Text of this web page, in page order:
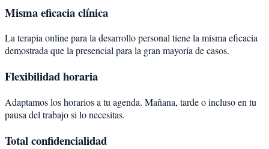
Misma eficacia clínica
La terapia online para la desarrollo personal tiene la misma eficacia
demostrada que la presencial para la gran mayoría de casos.
Flexibilidad horaria
Adaptamos los horarios a tu agenda. Mañana, tarde o incluso en tu
pausa del trabajo si lo necesitas.
Total confidencialidad